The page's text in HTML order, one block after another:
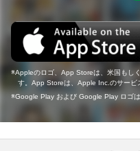
Appleのロゴ、App Storeは、米国もし
す。App Storeは、Apple Inc.のサービ
Google Play および Google Play ロゴ